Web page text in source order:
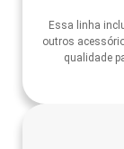
Essa linha
outros
qualidade